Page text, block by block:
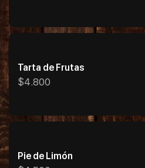
Tarta de Frutas
$4.800
Pie de Limón